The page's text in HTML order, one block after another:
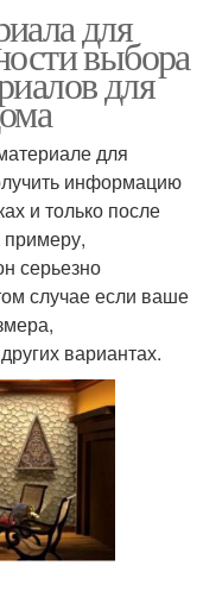
для
выбора
для
для
информацию
и только после
примеру,
серьезно
случае если ваше
вариантах.